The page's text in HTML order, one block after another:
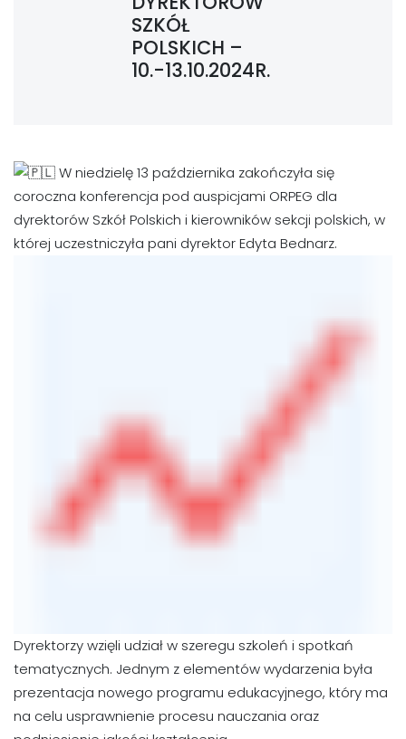
SZKÓŁ
POLSKICH –
10.-13.10.2024R.
W niedzielę 13 października zakończyła się
coroczna konferencja pod auspicjami ORPEG dla
dyrektorów Szkół Polskich i kierowników sekcji polskich, w
której uczestniczyła pani dyrektor Edyta Bednarz.
Dyrektorzy wzięli udział w szeregu szkoleń i spotkań
tematycznych. Jednym z elementów wydarzenia była
prezentacja nowego programu edukacyjnego, który ma
na celu usprawnienie procesu nauczania oraz